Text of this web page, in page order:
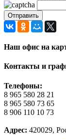
Наш офис на
Контакты и
Телефоны:
8 965 580 28 21
8 965 580 73 65
8 906 110 10 73
Адрес: 420029,